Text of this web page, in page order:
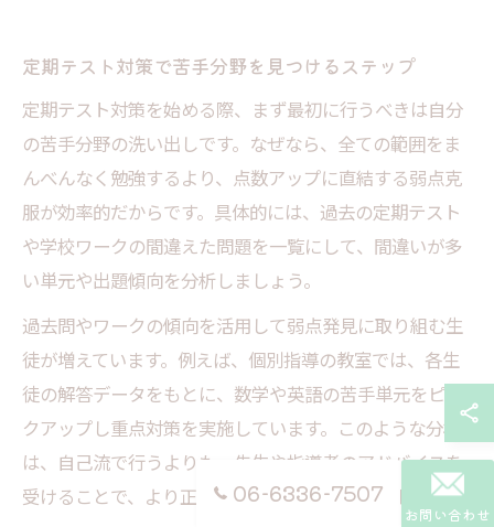
定期テスト対策で苦手分野を見つけるステップ
定期テスト対策を始める際、まず最初に行うべきは自分
の苦手分野の洗い出しです。なぜなら、全ての範囲をま
んべんなく勉強するより、点数アップに直結する弱点克
服が効率的だからです。具体的には、過去の定期テスト
や学校ワークの間違えた問題を一覧にして、間違いが多
い単元や出題傾向を分析しましょう。
過去問やワークの傾向を活用して弱点発見に取り組む生
徒が増えています。例えば、個別指導の教室では、各生
徒の解答データをもとに、数学や英語の苦手単元をピッ
クアップし重点対策を実施しています。このような分析
は、自己流で行うよりも、先生や指導者のアドバイスを
受けることで、より正確に苦手分野を特定できます。
06-6336-7507
お問い合わせ